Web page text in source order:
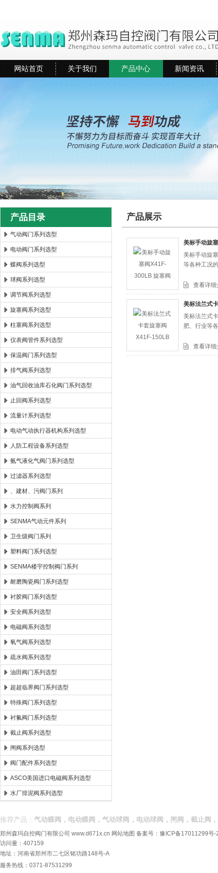
郑州森玛自控阀门有限公司
网站首页 关于我们 产品中心 新闻资讯
产品目录
气动阀门系列选型
电动阀门系列选型
蝶阀系列选型
球阀系列选型
调节阀系列选型
旋塞阀系列选型
柱塞阀系列选型
仪表阀管件系列选型
保温阀门系列选型
排气阀系列选型
油气回收油库石化阀门系列选型
止回阀系列选型
流量计系列选型
电动气动执行器机构系列选型
人防工程设备系列选型
氨气液化气阀门系列选型
过滤器系列选型
、建材、污阀门系列
水力控制阀系列
SENMA气动元件系列
卫生级阀门系列
塑料阀门系列选型
SENMA楼宇控制阀门系列
耐磨陶瓷阀门系列选型
衬胶阀门系列选型
安全阀系列选型
电磁阀系列选型
氧气阀系列选型
疏水阀系列选型
油田阀门系列选型
超超临界阀门系列选型
特殊阀门系列选型
衬氟阀门系列选型
截止阀系列选型
闸阀系列选型
阀门配件系列选型
ASCO美国进口电磁阀系列选型
水厂排泥阀系列选型
产品展示
美标手动旋
美标手动旋
等各种工况
查看详细
美标法兰式
美标法兰式
肥、行业等
查看详细
推荐产品： 气动蝶阀，电动蝶阀，气动球阀，电动球阀，闸阀，截止阀
郑州森玛自控阀门有限公司 www.d671x.cn 网站地图 备案号： 豫ICP备17011299号-
访问量：407159
地址：河南省郑州市二七区铭功路148号-A
服务热线：0371-87531299